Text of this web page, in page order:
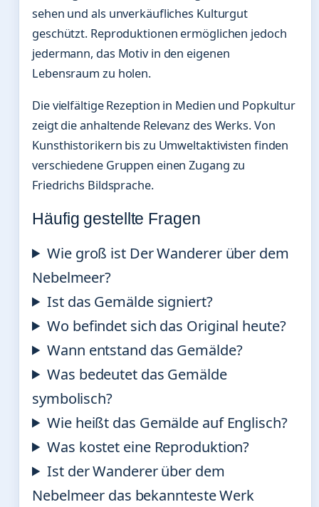
sehen und als unverkäufliches Kulturgut
geschützt. Reproduktionen ermöglichen jedoch
jedermann, das Motiv in den eigenen
Lebensraum zu holen.
Die vielfältige Rezeption in Medien und Popkultur
zeigt die anhaltende Relevanz des Werks. Von
Kunsthistorikern bis zu Umweltaktivisten finden
verschiedene Gruppen einen Zugang zu
Friedrichs Bildsprache.
Häufig gestellte Fragen
Wie groß ist Der Wanderer über dem
Nebelmeer?
Ist das Gemälde signiert?
Wo befindet sich das Original heute?
Wann entstand das Gemälde?
Was bedeutet das Gemälde
symbolisch?
Wie heißt das Gemälde auf Englisch?
Was kostet eine Reproduktion?
Ist der Wanderer über dem
Nebelmeer das bekannteste Werk